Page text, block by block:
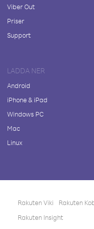
Viber Out
Priser
Support
LADDA NER
Android
iPhone & iPad
Windows PC
Mac
Linux
Rakuten Viki Rakuten
Rakuten Insight